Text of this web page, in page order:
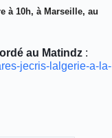
à 10h, à Marseille, au
au Matindz :
jecris-lalgerie-a-la-